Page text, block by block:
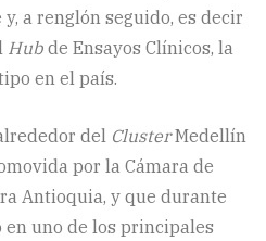
a renglón seguido, es decir
Hub de Ensayos Clínicos, la
en el país.
del ClusterMedellín
por la Cámara de
Antioquia, y que durante
en uno de los principales